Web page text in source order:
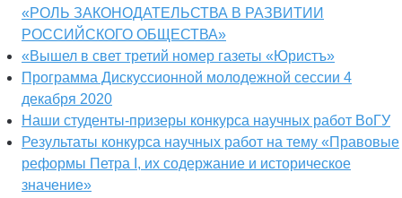
«РОЛЬ ЗАКОНОДАТЕЛЬСТВА В РАЗВИТИИ
РОССИЙСКОГО ОБЩЕСТВА»
«Вышел в свет третий номер газеты «Юристъ»
Программа Дискуссионной молодежной сессии 4
декабря 2020
Наши студенты-призеры конкурса научных работ ВоГУ
Результаты конкурса научных работ на тему «Правовые
реформы Петра I, их содержание и историческое
значение»